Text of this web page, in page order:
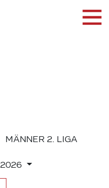
MÄNNER 2. LIGA
2026